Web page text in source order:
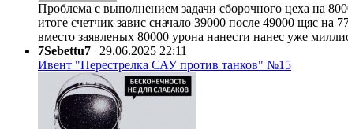
Проблема с выполнением задачи сборочного цеха на
итоге счетчик завис сначало 39000 после 49000 щяс
вместо заявленых 80000 урона нанести нанес уже
7Sebettu7 | 29.06.2025 22:11
Ивент "Перестрелка САУ против танков" №15